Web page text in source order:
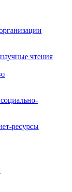
чтения
ресурсы